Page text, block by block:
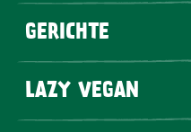
GERICHTE
LAZY VEGAN